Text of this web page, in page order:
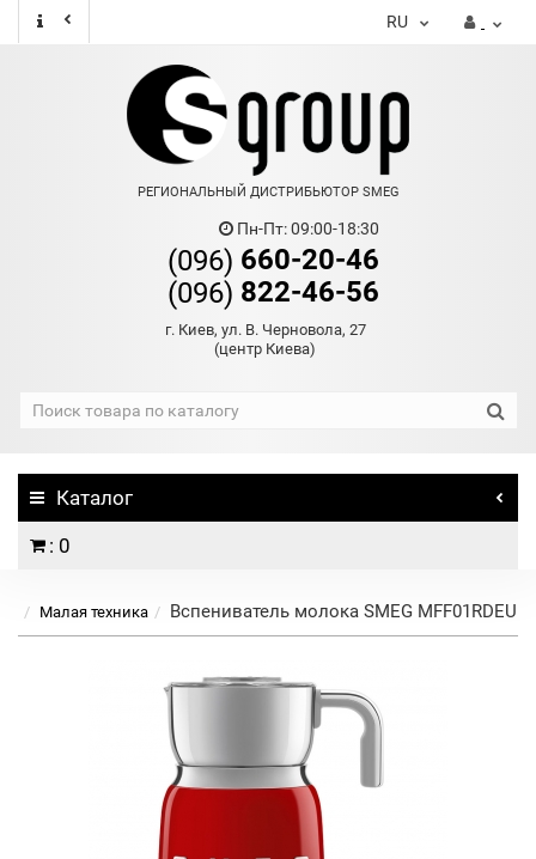
RU
РЕГИОНАЛЬНЫЙ ДИСТРИБЬЮТОР SMEG
Пн-Пт: 09:00-18:30
(096) 660-20-46
(096) 822-46-56
г. Киев, ул. В. Черновола, 27
(центр Киева)
Каталог
: 0
Малая техника Вспениватель молока SMEG MFF01RDEU